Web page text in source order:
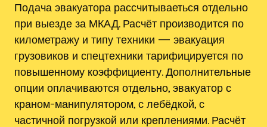
Подача эвакуатора рассчитываеться отдельно
при выезде за МКАД. Расчёт производится по
километражу и типу техники — эвакуация
грузовиков и спецтехники тарифицируется по
повышенному коэффициенту. Дополнительные
опции оплачиваются отдельно, эвакуатор с
краном-манипулятором, с лебёдкой, с
частичной погрузкой или креплениями. Расчёт